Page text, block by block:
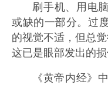
刷手机、用电
或缺的一部分。过
的视觉不适，但总觉
这已是眼部发出的损
《黄帝内经》